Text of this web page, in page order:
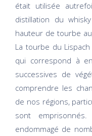
était utilisée
distillation du
hauteur de tourbe
La tourbe du
qui correspond à
successives de
comprendre les
de nos régions,
sont
endommagé de